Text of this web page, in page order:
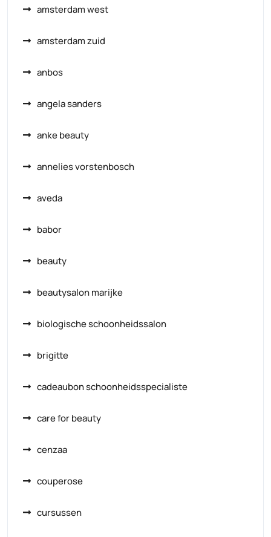
amsterdam west
amsterdam zuid
anbos
angela sanders
anke beauty
annelies vorstenbosch
aveda
babor
beauty
beautysalon marijke
biologische schoonheidssalon
brigitte
cadeaubon schoonheidsspecialiste
care for beauty
cenzaa
couperose
cursussen